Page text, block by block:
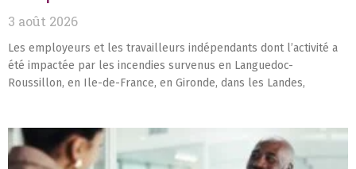
3 août 2026
Les employeurs et les travailleurs indépendants dont l’activité a
été impactée par les incendies survenus en Languedoc-
Roussillon, en Ile-de-France, en Gironde, dans les Landes,